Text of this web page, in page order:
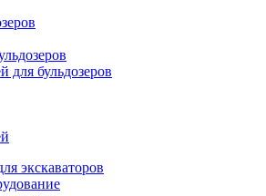
бульдозеров
экскаваторов